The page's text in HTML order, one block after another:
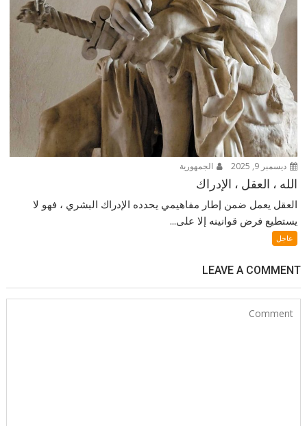
ديسمبر 9, 2025 الجمهورية
الله ، العقل ، الإدراك
العقل يعمل ضمن إطار مفاهيمي يحدده الإدراك البشري ، فهو لا
يستطيع فرض قوانينه إلا على...
عاجل
LEAVE A COMMENT